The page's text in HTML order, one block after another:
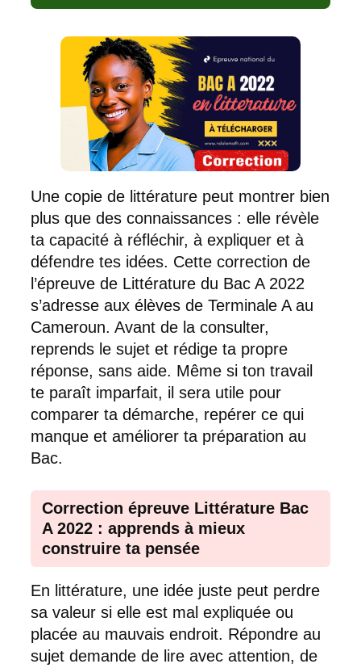
Une copie de littérature peut montrer bien
plus que des connaissances : elle révèle
ta capacité à réfléchir, à expliquer et à
défendre tes idées. Cette correction de
l’épreuve de Littérature du Bac A 2022
s’adresse aux élèves de Terminale A au
Cameroun. Avant de la consulter,
reprends le sujet et rédige ta propre
réponse, sans aide. Même si ton travail
te paraît imparfait, il sera utile pour
comparer ta démarche, repérer ce qui
manque et améliorer ta préparation au
Bac.
Correction épreuve Littérature Bac
A 2022 : apprends à mieux
construire ta pensée
En littérature, une idée juste peut perdre
sa valeur si elle est mal expliquée ou
placée au mauvais endroit. Répondre au
sujet demande de lire avec attention, de